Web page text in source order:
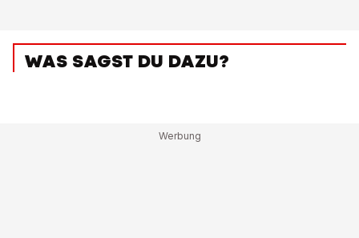
WAS SAGST DU DAZU?